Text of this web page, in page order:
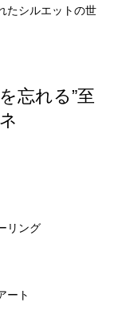
たシルエットの世
忘れる”至
リング
ート